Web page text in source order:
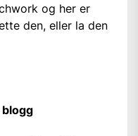
og her er
den, eller la den
blogg